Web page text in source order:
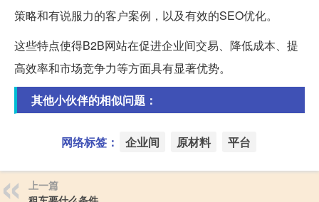
策略和有说服力的客户案例，以及有效的SEO优化。
这些特点使得B2B网站在促进企业间交易、降低成本、提
高效率和市场竞争力等方面具有显著优势。
其他小伙伴的相似问题：
网络标签： 企业间 原材料 平台
上一篇